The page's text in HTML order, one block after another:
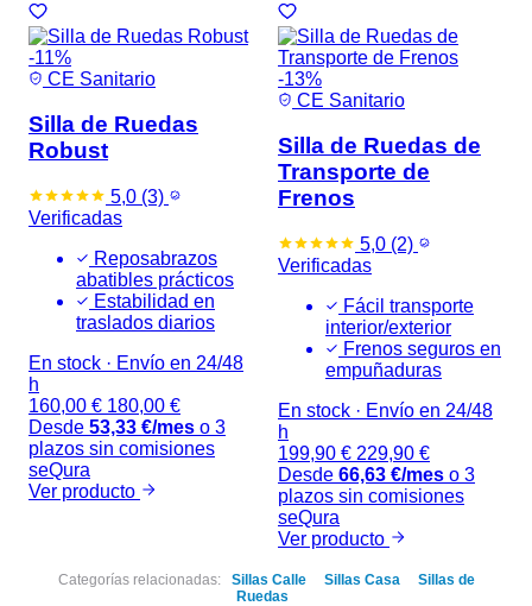
-11%
CE Sanitario
Silla de Ruedas
Robust
5,0 (3)
Verificadas
Reposabrazos
abatibles prácticos
Estabilidad en
traslados diarios
En stock · Envío en 24/48
h
160,00 € 180,00 €
Desde 53,33 €/mes o 3
plazos sin comisiones
seQura
Ver producto
-13%
CE Sanitario
Silla de Ruedas de
Transporte de
Frenos
5,0 (2)
Verificadas
Fácil transporte
interior/exterior
Frenos seguros en
empuñaduras
En stock · Envío en 24/48
h
199,90 € 229,90 €
Desde 66,63 €/mes o 3
plazos sin comisiones
seQura
Ver producto
Categorías relacionadas: Sillas Calle Sillas Casa
Sillas de
Ruedas